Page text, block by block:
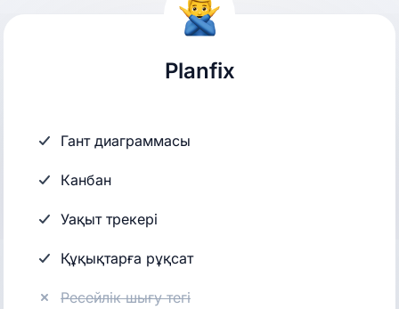
Planfix
Гант диаграммасы
Канбан
Уақыт трекері
Құқықтарға рұқсат
Ресейлік шығу тегі